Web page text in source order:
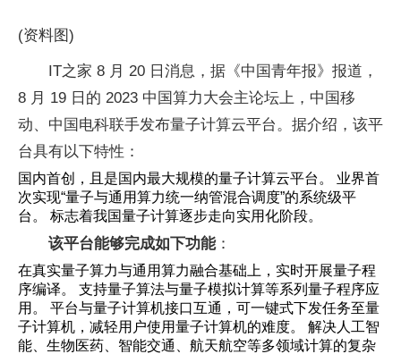
(资料图)
IT之家 8 月 20 日消息，据《中国青年报》报道，
8 月 19 日的 2023 中国算力大会主论坛上，中国移
动、中国电科联手发布量子计算云平台。据介绍，该平
台具有以下特性：
国内首创，且是国内最大规模的量子计算云平台。 业界首
次实现“量子与通用算力统一纳管混合调度”的系统级平
台。 标志着我国量子计算逐步走向实用化阶段。
该平台能够完成如下功能：
在真实量子算力与通用算力融合基础上，实时开展量子程
序编译。 支持量子算法与量子模拟计算等系列量子程序应
用。 平台与量子计算机接口互通，可一键式下发任务至量
子计算机，减轻用户使用量子计算机的难度。 解决人工智
能、生物医药、智能交通、航天航空等多领域计算的复杂